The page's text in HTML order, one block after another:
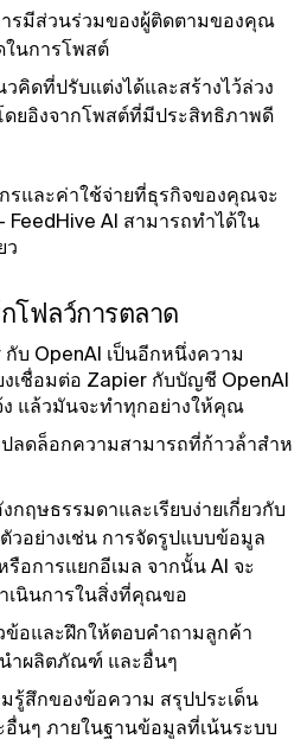
ารมีส่วนร่วมของผู้ติดตามของคุณ
ในการโพสต์
คิดที่ปรับแต่งได้และสร้างไว้ล่วง
ยอิงจากโพสต์ที่มีประสิทธิภาพดี
รและค่าใช้จ่ายที่ธุรกิจของคุณจะ
FeedHive AI สามารถทําได้ใน
ว
กโฟลว์การตลาด
บ OpenAI เป็นอีกหนึ่งความ
งเชื่อมต่อ Zapier กับบัญชี OpenAI
แล้วมันจะทําทุกอย่างให้คุณ
ลดล็อกความสามารถที่ก้าวล้ําสําห
กฤษธรรมดาและเรียบง่ายเกี่ยวกับ
วอย่างเช่น การจัดรูปแบบข้อมูล
อการแยกอีเมล จากนั้น AI จะ
เนินการในสิ่งที่คุณขอ
ข้อและฝึกให้ตอบคําถามลูกค้า
าผลิตภัณฑ์ และอื่นๆ
มรู้สึกของข้อความ สรุปประเด็น
นๆ ภายในฐานข้อมูลที่เน้นระบบ